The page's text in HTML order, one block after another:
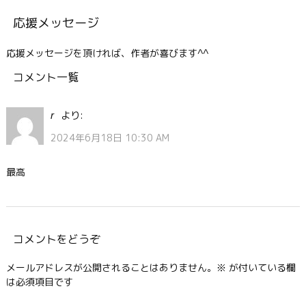
応援メッセージ
応援メッセージを頂ければ、作者が喜びます^^
コメント一覧
r
より:
2024年6月18日 10:30 AM
最高
コメントをどうぞ
メールアドレスが公開されることはありません。 ※ が付いている欄
は必須項目です